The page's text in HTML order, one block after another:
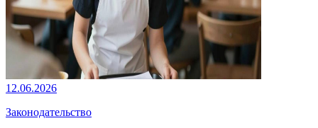
12.06.2026
Законодательство